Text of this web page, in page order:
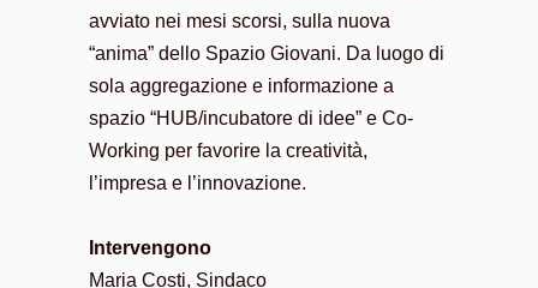
avviato nei mesi scorsi, sulla nuova
“anima” dello Spazio Giovani. Da luogo di
sola aggregazione e informazione a
spazio “HUB/incubatore di idee” e Co-
Working per favorire la creatività,
l’impresa e l’innovazione.
Intervengono
Maria Costi, Sindaco